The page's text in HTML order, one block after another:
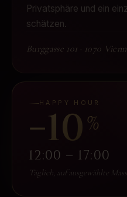
Privatsphäre und ein
schätzen.
Burggasse 101 · 1070
HAPPY HOUR
−10 %
12:00 – 17:00
Täglich, auf ausgewählte